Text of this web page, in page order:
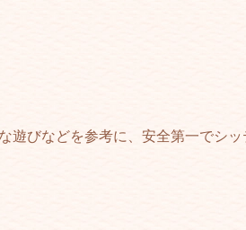
遊びなどを参考に、安全第一でシッ